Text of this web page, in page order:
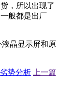
，所以出现了
般都是出厂
晶显示屏和原
势分析
上一篇